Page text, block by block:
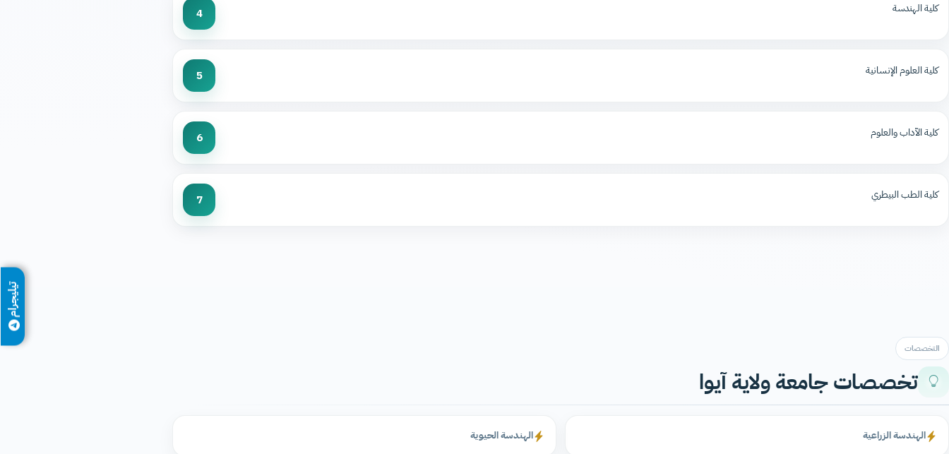
كلية الهندسة 4
كلية العلوم الإنسانية 5
كلية الآداب والعلوم 6
كلية الطب البيطري 7
التخصصات
تخصصات جامعة ولاية آيوا
الهندسة الزراعية الهندسة الحيوية
تيليجرام